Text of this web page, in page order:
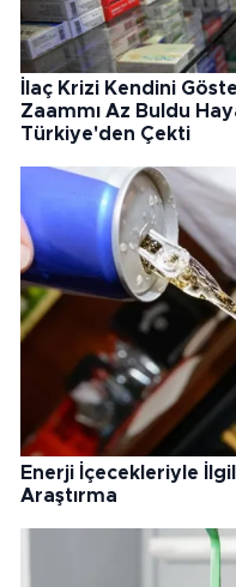
İlaç Krizi Kendini
Zaammı Az Buldu
Türkiye'den Çekti
Enerji İçecekleriyle
Araştırma